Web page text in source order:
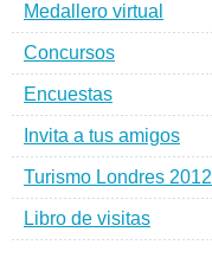
Medallero virtual
Concursos
Encuestas
Invita a tus amigos
Turismo Londres 2012
Libro de visitas